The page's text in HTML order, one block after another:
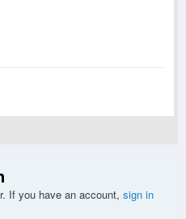
If you have an account, sign in